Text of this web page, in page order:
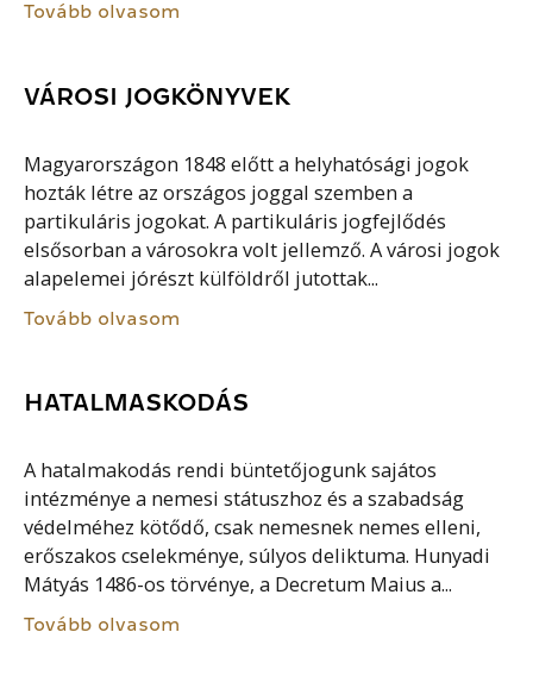
Tovább olvasom
VÁROSI JOGKÖNYVEK
Magyarországon 1848 előtt a helyhatósági jogok
hozták létre az országos joggal szemben a
partikuláris jogokat. A partikuláris jogfejlődés
elsősorban a városokra volt jellemző. A városi jogok
alapelemei jórészt külföldről jutottak...
Tovább olvasom
HATALMASKODÁS
A hatalmakodás rendi büntetőjogunk sajátos
intézménye a nemesi státuszhoz és a szabadság
védelméhez kötődő, csak nemesnek nemes elleni,
erőszakos cselekménye, súlyos deliktuma. Hunyadi
Mátyás 1486-os törvénye, a Decretum Maius a...
Tovább olvasom